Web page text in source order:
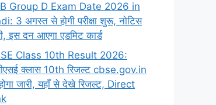
Group D Exam Date 2026 in
3 अगस्त से होगी परीक्षा शुरू, नोटिस
इस दन आएगा एडमिट कार्ड
Class 10th Result 2026:
क्लास 10th रिजल्ट cbse.gov.in
जारी, यहाँ से देखे रिजल्ट, Direct